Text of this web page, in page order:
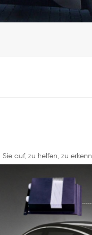
auf, zu helfen, zu